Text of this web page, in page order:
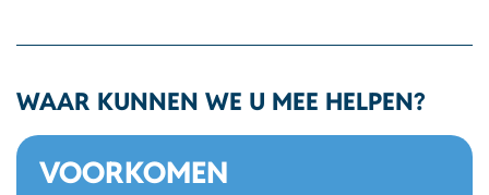
WAAR KUNNEN WE U MEE HELPEN?
VOORKOMEN